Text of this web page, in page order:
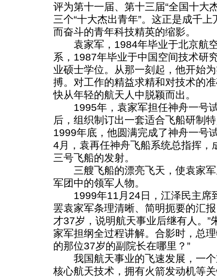
评为第十一届、第十三届“全国十大
三个“十大杰出青年”。这正是成千
而奋斗的青年科技精英的缩影。
袁家军，1984年毕业于北京航空
系，1987年毕业于中国空间技术研
业硕士学位。从那一刻起，他开始
搏。对工作的精益求精和对技术的
快从年轻的航天人中脱颖而出。
1995年，袁家军担任神舟一号试
后，组织制订出一套适合飞船研制
1999年底，他圆满完成了神舟一号
4月，袁再任神舟飞船系统总指挥，
三号飞船的发射。
三艘飞船的漂亮飞天，使袁家军
军团中的领军人物。
1999年11月24日，江泽民主席
罢袁家军条理清晰、简明扼要的汇
才37岁，说明航天事业后继有人。”
家军担纲全过程讲解。合影时，总
的那位37岁的副院长在哪里？”
我国航天事业的飞速发展，一个
核心航天技术，拥有火箭发动机等